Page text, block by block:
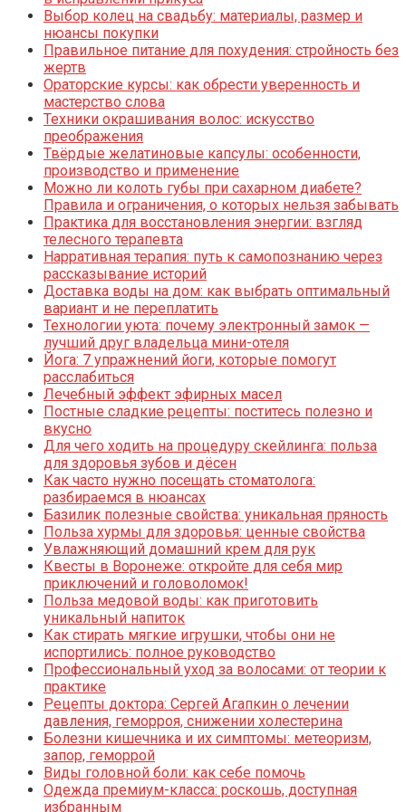
Выбор колец на свадьбу: материалы, размер и
нюансы покупки
Правильное питание для похудения: стройность без
жертв
Ораторские курсы: как обрести уверенность и
мастерство слова
Техники окрашивания волос: искусство
преображения
Твёрдые желатиновые капсулы: особенности,
производство и применение
Можно ли колоть губы при сахарном диабете?
Правила и ограничения, о которых нельзя забывать
Практика для восстановления энергии: взгляд
телесного терапевта
Нарративная терапия: путь к самопознанию через
рассказывание историй
Доставка воды на дом: как выбрать оптимальный
вариант и не переплатить
Технологии уюта: почему электронный замок —
лучший друг владельца мини-отеля
Йога: 7 упражнений йоги, которые помогут
расслабиться
Лечебный эффект эфирных масел
Постные сладкие рецепты: поститесь полезно и
вкусно
Для чего ходить на процедуру скейлинга: польза
для здоровья зубов и дёсен
Как часто нужно посещать стоматолога:
разбираемся в нюансах
Базилик полезные свойства: уникальная пряность
Польза хурмы для здоровья: ценные свойства
Увлажняющий домашний крем для рук
Квесты в Воронеже: откройте для себя мир
приключений и головоломок!
Польза медовой воды: как приготовить
уникальный напиток
Как стирать мягкие игрушки, чтобы они не
испортились: полное руководство
Профессиональный уход за волосами: от теории к
практике
Рецепты доктора: Сергей Агапкин о лечении
давления, геморроя, снижении холестерина
Болезни кишечника и их симптомы: метеоризм,
запор, геморрой
Виды головной боли: как себе помочь
Одежда премиум-класса: роскошь, доступная
избранным